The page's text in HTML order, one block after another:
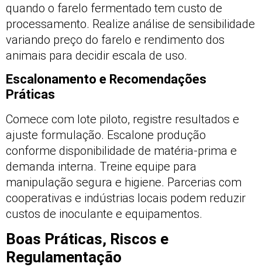
quando o farelo fermentado tem custo de
processamento. Realize análise de sensibilidade
variando preço do farelo e rendimento dos
animais para decidir escala de uso.
Escalonamento e Recomendações
Práticas
Comece com lote piloto, registre resultados e
ajuste formulação. Escalone produção
conforme disponibilidade de matéria-prima e
demanda interna. Treine equipe para
manipulação segura e higiene. Parcerias com
cooperativas e indústrias locais podem reduzir
custos de inoculante e equipamentos.
Boas Práticas, Riscos e
Regulamentação